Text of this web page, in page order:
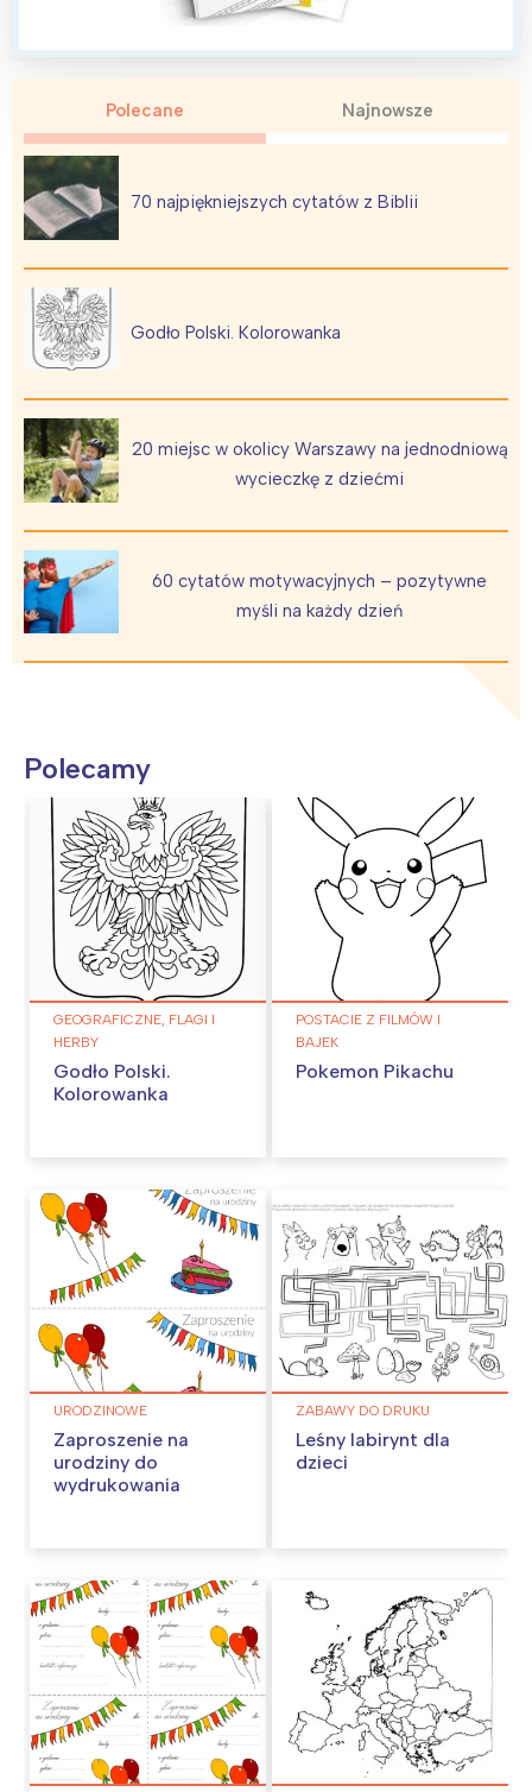
Polecane Najnowsze
70 najpiękniejszych cytatów z Biblii
Godło Polski. Kolorowanka
20 miejsc w okolicy Warszawy na jednodniową
wycieczkę z dziećmi
60 cytatów motywacyjnych – pozytywne
myśli na każdy dzień
Polecamy
GEOGRAFICZNE, FLAGI I
HERBY
Godło Polski.
Kolorowanka
POSTACIE Z FILMÓW I
BAJEK
Pokemon Pikachu
URODZINOWE
Zaproszenie na
urodziny do
wydrukowania
ZABAWY DO DRUKU
Leśny labirynt dla
dzieci
Interesują mnie wydarzenia z
Warszawa
Łódź
Trójmiasto
Poznań
Kraków
Wybieram